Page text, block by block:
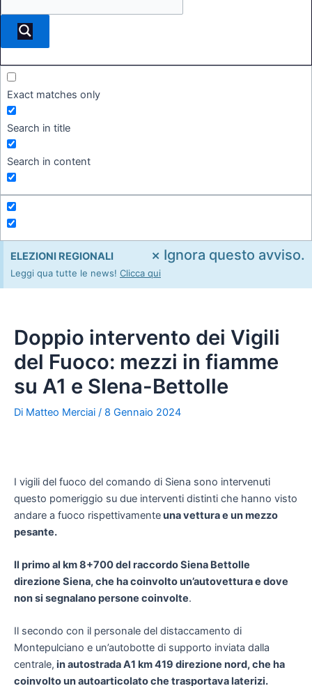
Exact matches only
Search in title
Search in content
ELEZIONI REGIONALI
Leggi qua tutte le news! Clicca qui
× Ignora questo avviso.
Doppio intervento dei Vigili
del Fuoco: mezzi in fiamme
su A1 e SIena-Bettolle
Di Matteo Merciai / 8 Gennaio 2024
I vigili del fuoco del comando di Siena sono intervenuti
questo pomeriggio su due interventi distinti che hanno visto
andare a fuoco rispettivamenteuna vettura e un mezzo
pesante.
Il primo al km 8+700 del raccordo Siena Bettolle
direzione Siena, che ha coinvolto un’autovettura e dove
non si segnalano persone coinvolte.
Il secondo con il personale del distaccamento di
Montepulciano e un’autobotte di supporto inviata dalla
centrale, in autostrada A1 km 419 direzione nord, che ha
coinvolto un autoarticolato che trasportava laterizi.